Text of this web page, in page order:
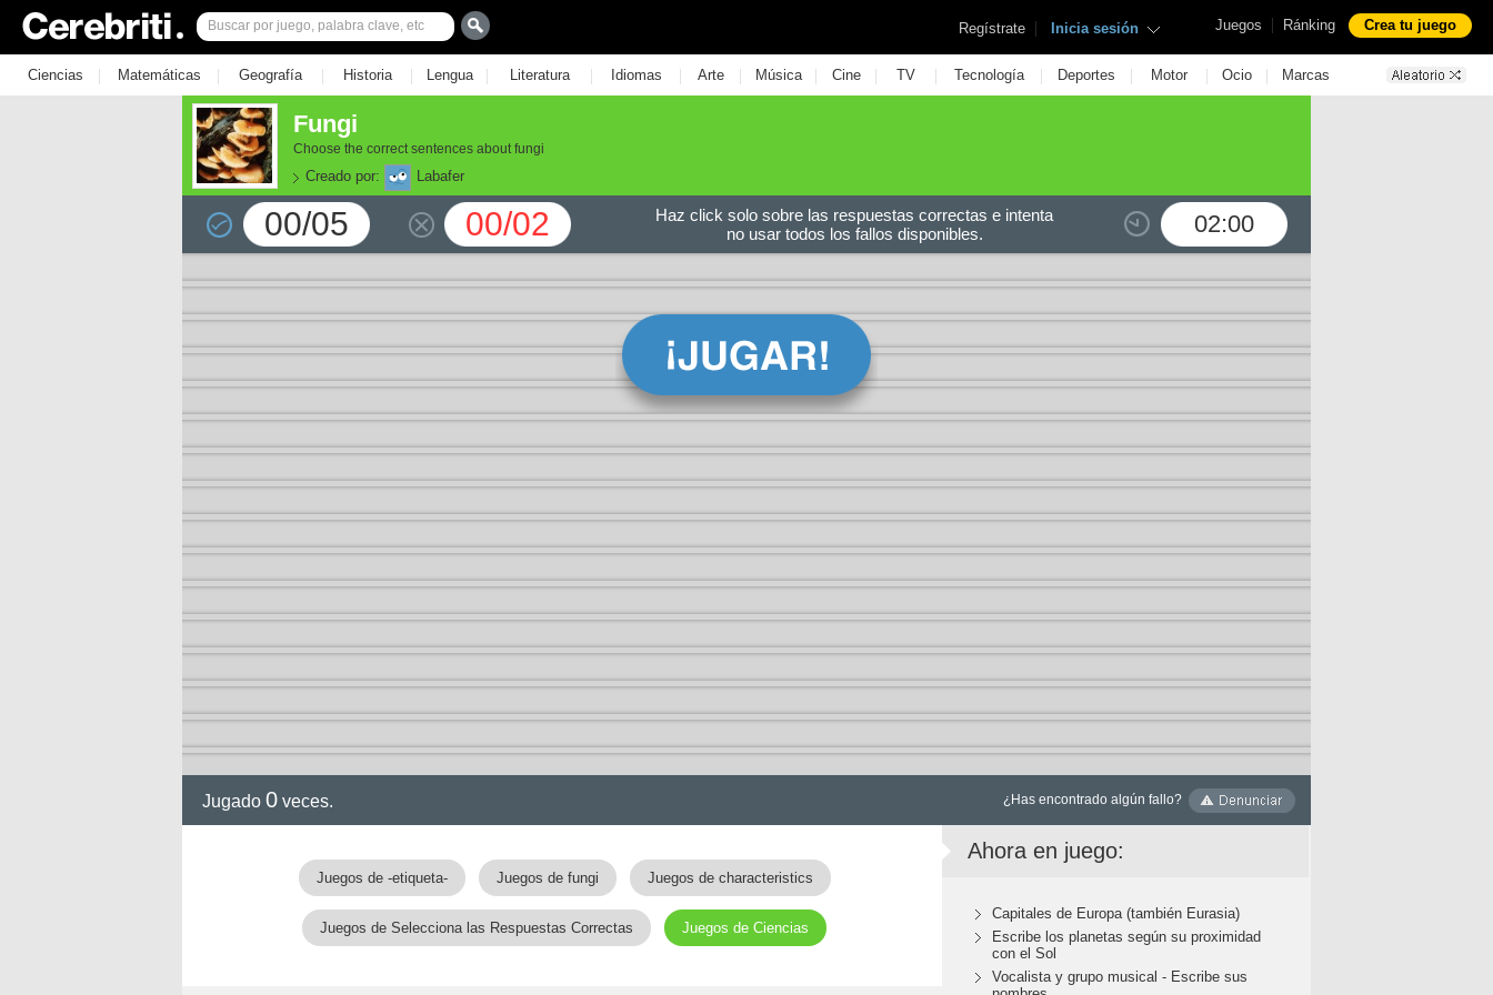
Juegos | Ránking Crea tu juego
Regístrate | Inicia sesión
Ciencias | Matemáticas | Geografía | Historia | Lengua | Literatura | Idiomas | Arte | Música | Cine | TV | Tecnología | Deportes | Motor | Ocio | Marcas
Fungi
Choose the correct sentences about fungi
Creado por: Labafer
00/05 00/02 02:00
Haz click solo sobre las respuestas correctas e intenta
no usar todos los fallos disponibles.
Jugado 0 veces. ¿Has encontrado algún fallo?
Juegos de -etiqueta- Juegos de fungi Juegos de characteristics
Juegos de Selecciona las Respuestas Correctas Juegos de Ciencias
Ahora en juego:
Capitales de Europa (también Eurasia)
Escribe los planetas según su proximidad
con el Sol
Vocalista y grupo musical - Escribe sus